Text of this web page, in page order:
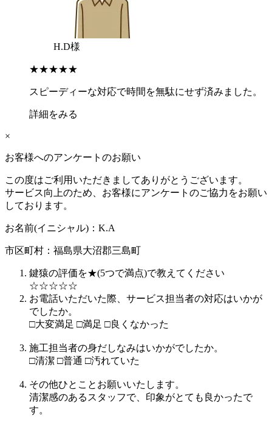
H.D様
★★★★★
スピーディーな対応で時間を無駄にせず済みました。
詳細をみる
×
お客様へのアンケートのお願い
この度はご利用いただきましてありがとうございます。
サービス向上のため、お客様にアンケートのご協力をお願い
しております。
お名前(イニシャル)： K.A
市区町村： 福島県大沼郡三島町
鍵猿の評価を★(5つで満点)で教えてください
☆☆☆☆☆
お電話いただいた際、サービス担当者の対応はいかが
でしたか。
□大変満足 □満足 □良くなかった
施工担当者の身だしなみはいかがでしたか。
□清潔 □普通 □汚れていた
その他ひとことお願いいたします。
清潔感のあるスタッフで、印象がとても良かったで
す。